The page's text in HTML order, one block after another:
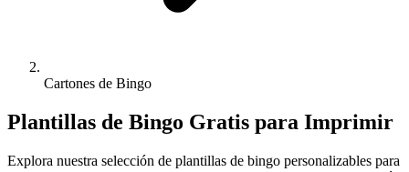
Cartones de Bingo
Plantillas de Bingo Gratis para Imprimir
Explora nuestra selección de plantillas de bingo personalizables para